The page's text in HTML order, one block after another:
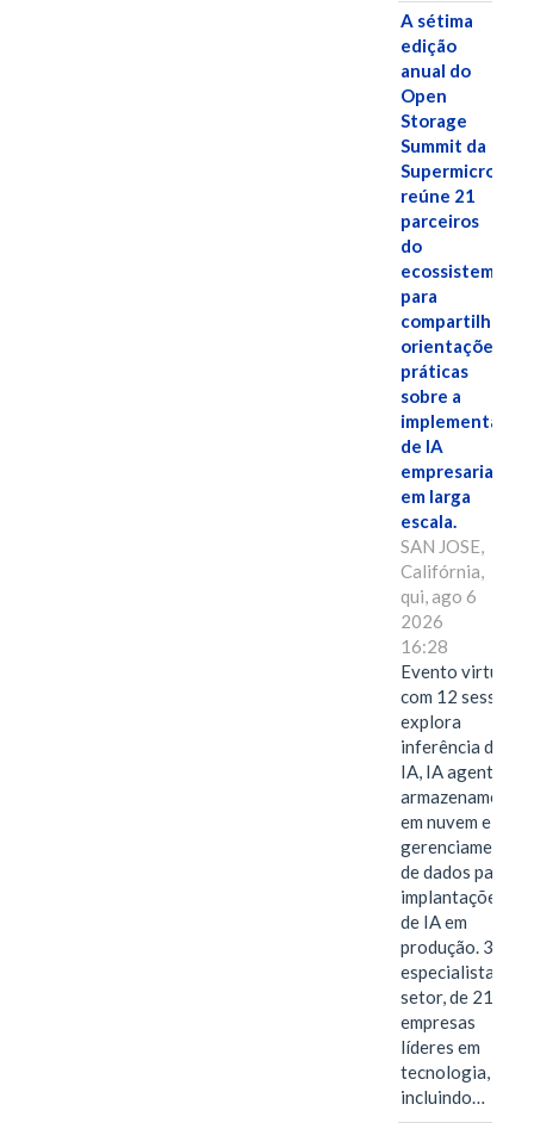
A sétima
edição
anual do
Open
Storage
Summit da
Supermicro
reúne 21
parceiros
do
ecossistema
para
compartilhar
orientações
práticas
sobre a
implementação
de IA
empresarial
em larga
escala.
SAN JOSE,
Califórnia,
qui, ago 6
2026
16:28
Evento virtual
com 12 sessões
explora
inferência de
IA, IA agentiva,
armazenamento
em nuvem e
gerenciamento
de dados para
implantações
de IA em
produção. 38
especialistas do
setor, de 21
empresas
líderes em
tecnologia,
incluindo…